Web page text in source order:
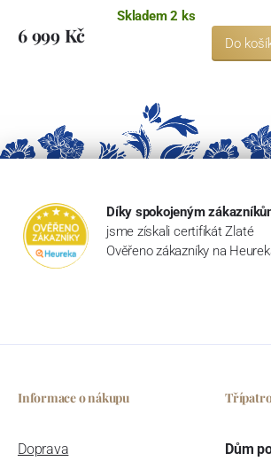
Skladem 2 ks
6 999 Kč Do
Díky spokojeným
jsme získali certifikát Zlaté
Ověřeno zákazníky na
Informace o nákupu
Doprava Dům